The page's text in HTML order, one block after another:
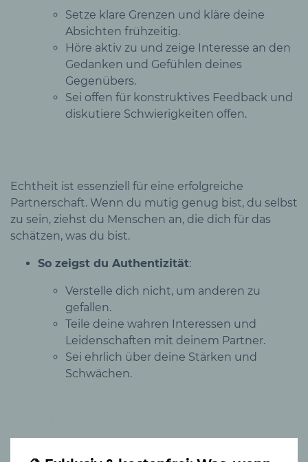
Setze klare Grenzen und kläre deine
Absichten frühzeitig.
Höre aktiv zu und zeige Interesse an den
Gedanken und Gefühlen deines
Gegenübers.
Sei offen für konstruktives Feedback und
diskutiere Schwierigkeiten offen.
Echtheit ist essenziell für eine erfolgreiche
Partnerschaft. Wenn du mutig genug bist, du selbst
zu sein, ziehst du Menschen an, die dich für das
schätzen, was du bist.
So zeigst du Authentizität:
Verstelle dich nicht, um anderen zu
gefallen.
Teile deine wahren Interessen und
Leidenschaften mit deinem Partner.
Sei ehrlich über deine Stärken und
Schwächen.